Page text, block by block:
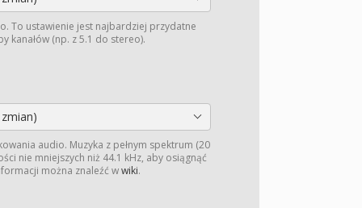
To ustawienie jest najbardziej przydatne
kanałów (np. z 5.1 do stereo).
audio. Muzyka z pełnym spektrum (20
nie mniejszych niż 44.1 kHz, aby osiągnąć
można znaleźć wwiki.